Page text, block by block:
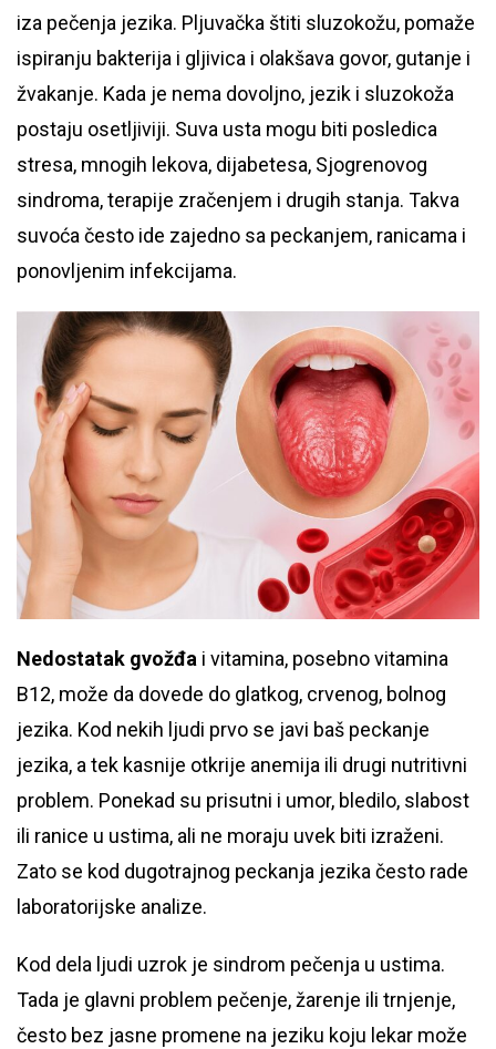
iza pečenja jezika. Pljuvačka štiti sluzokožu, pomaže
ispiranju bakterija i gljivica i olakšava govor, gutanje i
žvakanje. Kada je nema dovoljno, jezik i sluzokoža
postaju osetljiviji. Suva usta mogu biti posledica
stresa, mnogih lekova, dijabetesa, Sjogrenovog
sindroma, terapije zračenjem i drugih stanja. Takva
suvoća često ide zajedno sa peckanjem, ranicama i
ponovljenim infekcijama.
Nedostatak gvožđa i vitamina, posebno vitamina
B12, može da dovede do glatkog, crvenog, bolnog
jezika. Kod nekih ljudi prvo se javi baš peckanje
jezika, a tek kasnije otkrije anemija ili drugi nutritivni
problem. Ponekad su prisutni i umor, bledilo, slabost
ili ranice u ustima, ali ne moraju uvek biti izraženi.
Zato se kod dugotrajnog peckanja jezika često rade
laboratorijske analize.
Kod dela ljudi uzrok je sindrom pečenja u ustima.
Tada je glavni problem pečenje, žarenje ili trnjenje,
često bez jasne promene na jeziku koju lekar može